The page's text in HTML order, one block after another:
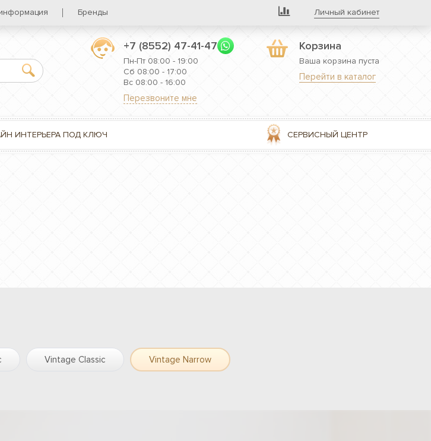
Бренды Личный кабинет
Корзина
Ваша корзина пуста
Перейти в каталог
+7 (8552) 47-41-47
Пн-Пт 08:00 - 19:00
Сб 08:00 - 17:00
Вс 08:00 - 16:00
Перезвоните мне
ИНТЕРЬЕРА ПОД КЛЮЧ СЕРВИСНЫЙ ЦЕНТР
Vintage Classic Vintage Narrow